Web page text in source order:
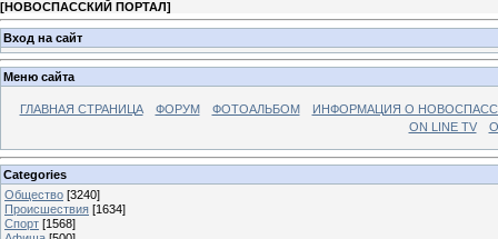
[НОВОСПАССКИЙ ПОРТАЛ]
Вход на сайт
Меню сайта
ГЛАВНАЯ СТРАНИЦА ФОРУМ ФОТОАЛЬБОМ
ИНФОРМАЦИЯ О
ON LINE TV
Categories
Общество [3240]
Происшествия [1634]
Спорт [1568]